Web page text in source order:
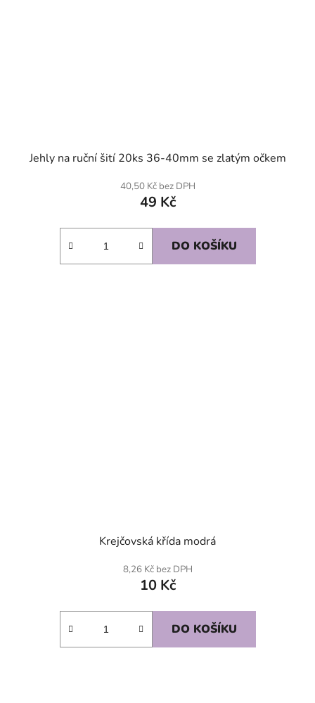
Jehly na ruční šití 20ks 36-40mm se zlatým očkem
40,50 Kč bez DPH
49 Kč
DO KOŠÍKU
Krejčovská křída modrá
8,26 Kč bez DPH
10 Kč
DO KOŠÍKU